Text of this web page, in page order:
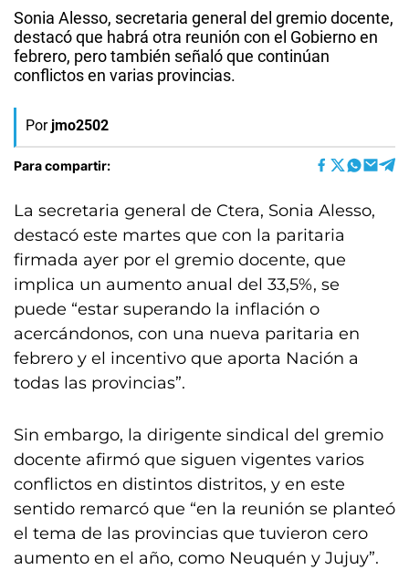
Sonia Alesso, secretaria general del gremio docente,
destacó que habrá otra reunión con el Gobierno en
febrero, pero también señaló que continúan
conflictos en varias provincias.
Por jmo2502
Para compartir:
La secretaria general de Ctera, Sonia Alesso,
destacó este martes que con la paritaria
firmada ayer por el gremio docente, que
implica un aumento anual del 33,5%, se
puede “estar superando la inflación o
acercándonos, con una nueva paritaria en
febrero y el incentivo que aporta Nación a
todas las provincias”.
Sin embargo, la dirigente sindical del gremio
docente afirmó que siguen vigentes varios
conflictos en distintos distritos, y en este
sentido remarcó que “en la reunión se planteó
el tema de las provincias que tuvieron cero
aumento en el año, como Neuquén y Jujuy”.